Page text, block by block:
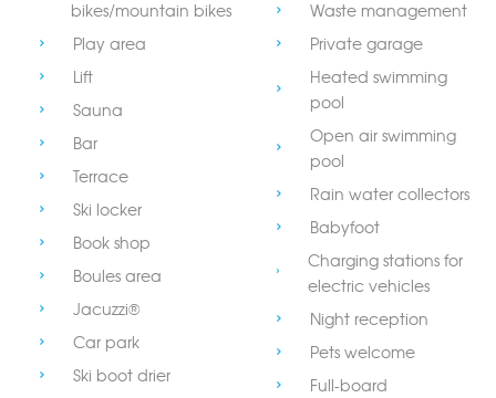
bikes/mountain bikes
Play area
Lift
Sauna
Bar
Terrace
Ski locker
Book shop
Boules area
Jacuzzi®
Car park
Ski boot drier
Waste management
Private garage
Heated swimming
pool
Open air swimming
pool
Rain water collectors
Babyfoot
Charging stations for
electric vehicles
Night reception
Pets welcome
Full-board